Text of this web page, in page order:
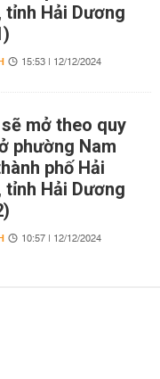
tỉnh Hải Dương
15:53 | 12/12/2024
mở theo quy
phường Nam
phố Hải
tỉnh Hải Dương
10:57 | 12/12/2024